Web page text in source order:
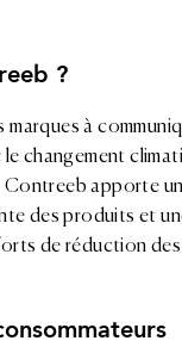
?
à
changement
Contreeb apporte
des produits et
de réduction